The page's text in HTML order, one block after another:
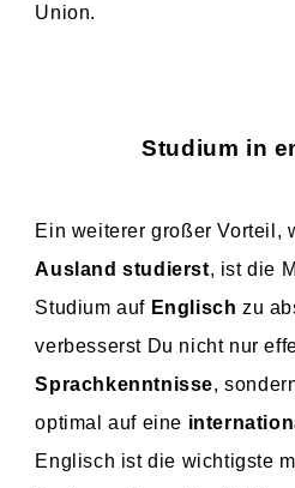
Union.
Studium in
Ein weiterer großer Vorteil,
Ausland studierst, ist die
Studium auf Englisch zu
verbesserst Du nicht nur
Sprachkenntnisse,
optimal auf eine
Englisch ist die wichtigste